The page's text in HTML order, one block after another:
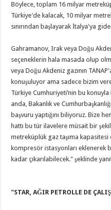
Böylece, toplam 16 milyar
Türkiye'de kalacak, 10 milyar
sınırından başlayarak İtalya'ya
Gahramanov, Irak veya Doğu
seçeneklerin hala masada olup
veya Doğu Akdeniz gazının
konuşuluyor ama sadece bizim
Türkiye Cumhuriyeti’nin bu
anda, Bakanlık ve
başvuru yaptığını biliyoruz. Bize
hattı bu tür ilavelere müsait bir
metreküplük gaz taşıma kapasitesi
kompresör istasyonları eklenerek
kadar çıkarılabilecek." şeklinde
"STAR, AĞIR PETROLLE DE